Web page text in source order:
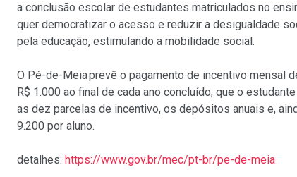
a conclusão escolar de estudantes matriculados no
quer democratizar o acesso e reduzir a desigualdade
pela educação, estimulando a mobilidade social.
O Pé-de-Meia prevê o pagamento de incentivo mensal
R$ 1.000 ao final de cada ano concluído, que o
as dez parcelas de incentivo, os depósitos anuais e,
9.200 por aluno.
detalhes: https://www.gov.br/mec/pt-br/pe-de-meia